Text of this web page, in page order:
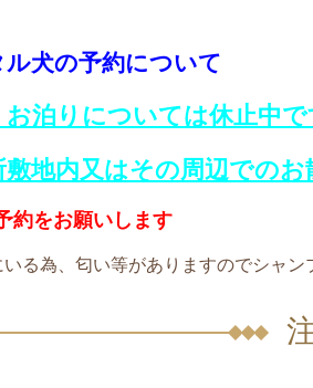
ル犬の予約について
お泊りについては休止中で
敷地内又はその周辺での
約をお願いします
る為、匂い等がありますのでシャン